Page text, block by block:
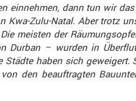
einnehmen, dann tun wir
Zulu-Natal. Aber trotz
meisten der
– wurden in
haben sich
den beauf­tragten